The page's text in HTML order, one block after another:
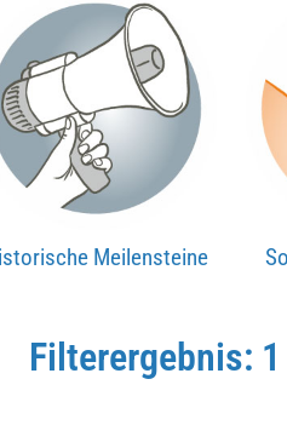
Meilensteine
Filterergebnis: